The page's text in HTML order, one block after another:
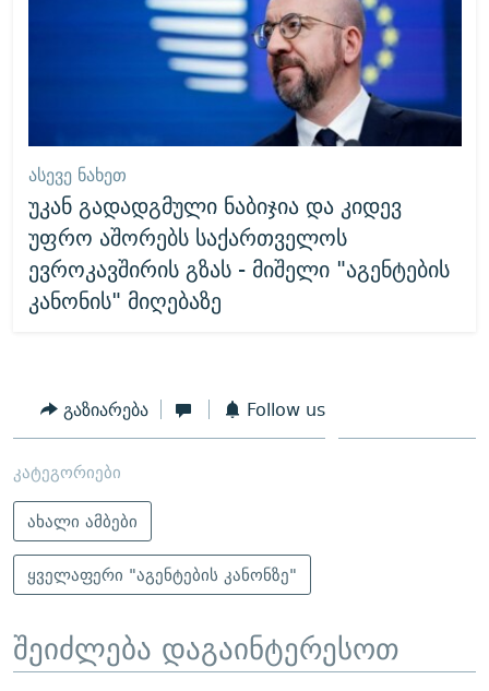
ᲐᲡᲔᲕᲔ ᲜᲐᲮᲔᲗ
უკან გადადგმული ნაბიჯია და კიდევ
უფრო აშორებს საქართველოს
ევროკავშირის გზას - მიშელი "აგენტების
კანონის" მიღებაზე
გაზიარება Follow us
კატეგორიები
ახალი ამბები
ყველაფერი "აგენტების კანონზე"
შეიძლება დაგაინტერესოთ